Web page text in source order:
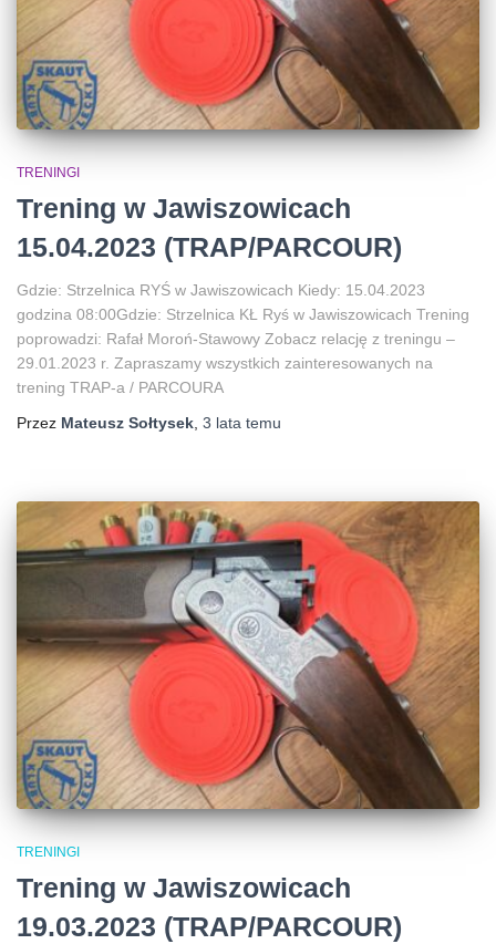
TRENINGI
Trening w Jawiszowicach
15.04.2023 (TRAP/PARCOUR)
Gdzie: Strzelnica RYŚ w Jawiszowicach Kiedy: 15.04.2023
godzina 08:00Gdzie: Strzelnica KŁ Ryś w Jawiszowicach Trening
poprowadzi: Rafał Moroń-Stawowy Zobacz relację z treningu –
29.01.2023 r. Zapraszamy wszystkich zainteresowanych na
trening TRAP-a / PARCOURA
Przez Mateusz Sołtysek 3 lata temu
TRENINGI
Trening w Jawiszowicach
19.03.2023 (TRAP/PARCOUR)